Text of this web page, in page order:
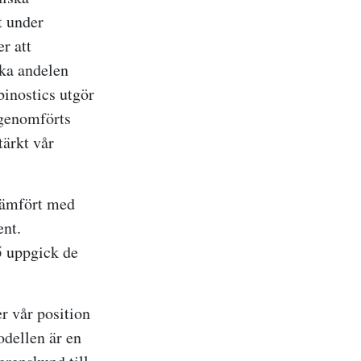
att
andelen
utgör
vår
med
uppgick de
vår position
är en